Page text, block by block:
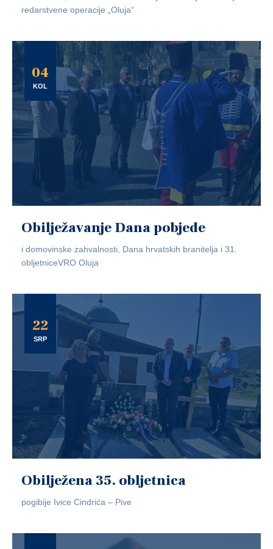
redarstvene operacije „Oluja“
04
KOL
Obilježavanje Dana pobjede
i domovinske zahvalnosti, Dana hrvatskih branitelja i 31.
obljetniceVRO Oluja
22
SRP
Obilježena 35. obljetnica
pogibije Ivice Cindrića – Pive